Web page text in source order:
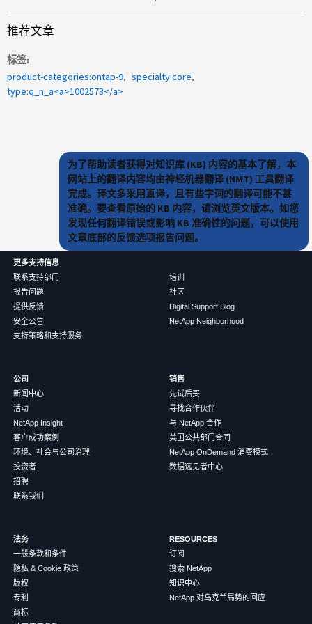
推荐文章
标签
product-categories:ontap-9
specialty:core
type:q_n_a<a>1002573</a>
为了帮助读者获得对知识库 (KB) 内容的基本了解，本
网站上的翻译内容均由神经机器翻译 (NMT) 工具翻译
完成。译文多采用直译，且有些字词的翻译可能不甚
准确。要查看原始的 KB 内容，请浏览英文版本。如您
发现任何翻译错误或影响 KB 准确性的问题，可以使用
文章底部的反馈选项报告问题。
更多支持信息
联系支持部门
报告问题
提供反馈
安全公告
支持策略和支持服务
培训
社区
Digital Support Blog
NetApp Neighborhood
公司
新闻中心
活动
NetApp Insight
客户成功案例
环境、社会与公司治理
投资者
招聘
联系我们
销售
先试后买
寻找合作伙伴
与 NetApp 合作
美国公共部门合同
NetApp OnDemand 消费模式
数据远见者中心
法务
一般条款和条件
隐私 & Cookie 政策
版权
专利
商标
RESOURCES
订阅
搜索 NetApp
知识中心
NetApp 对乌克兰局势的回应